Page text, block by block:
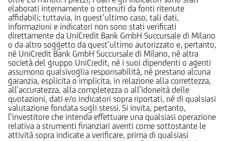
elaborati internamente o ottenuti da fonti ritenute
affidabili; tuttavia, in quest’ultimo caso, tali dati,
informazioni e indicatori non sono stati verificati
direttamente da UniCredit Bank GmbH Succursale di Milano
o da altro soggetto da quest’ultimo autorizzato e, pertanto,
né UniCredit Bank GmbH Succursale di Milano, né altra
società del gruppo UniCredit, né i suoi dipendenti o agenti
assumono qualsivoglia responsabilità, né prestano alcuna
garanzia, esplicita o implicita, in relazione alla correttezza,
all’accuratezza, alla completezza o all’idoneità delle
quotazioni, dati e/o indicatori sopra riportati, né di qualsiasi
valutazione fondata sugli stessi. Si invita, pertanto,
l’investitore che intenda effettuare una qualsiasi operazione
relativa a strumenti finanziari aventi come sottostante le
attività sopra indicate a verificare, prima di qualsiasi